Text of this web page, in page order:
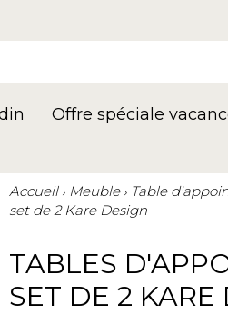
Offre spéciale
Accueil Meuble Table
set de 2 Kare Design
TABLES
SET DE 2 KARE